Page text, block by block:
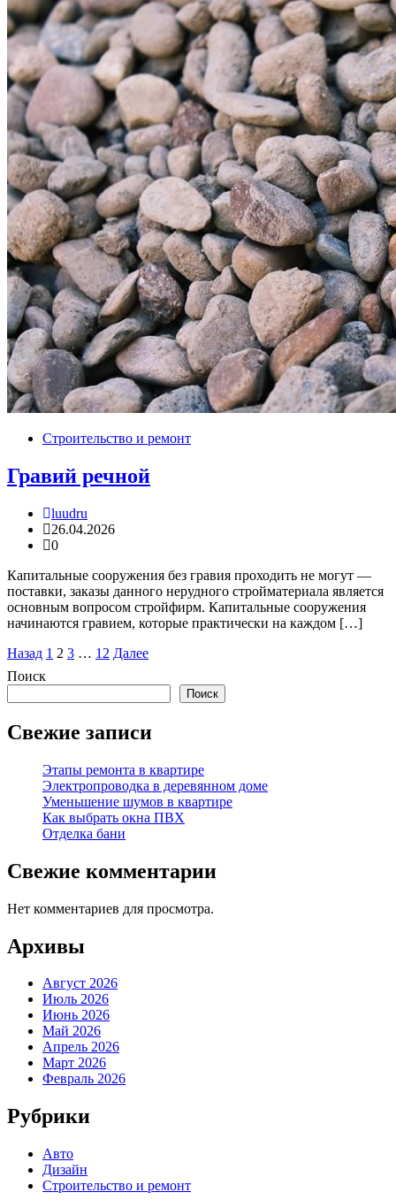
Строительство и ремонт
Гравий речной
luudru
26.04.2026
0
Капитальные сооружения без гравия проходить не могут —
поставки, заказы данного нерудного стройматериала является
основным вопросом стройфирм. Капитальные сооружения
начинаются гравием, которые практически на каждом […]
Пагинация
записей
Назад 1 2 3 … 12 Далее
Поиск
Поиск
Свежие записи
Этапы ремонта в квартире
Электропроводка в деревянном доме
Уменьшение шумов в квартире
Как выбрать окна ПВХ
Отделка бани
Свежие комментарии
Нет комментариев для просмотра.
Архивы
Август 2026
Июль 2026
Июнь 2026
Май 2026
Апрель 2026
Март 2026
Февраль 2026
Рубрики
Авто
Дизайн
Строительство и ремонт